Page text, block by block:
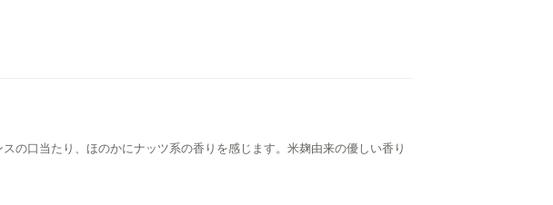
の口当たり、ほのかにナッツ系の香りを感じます。米麹由来の優しい香り